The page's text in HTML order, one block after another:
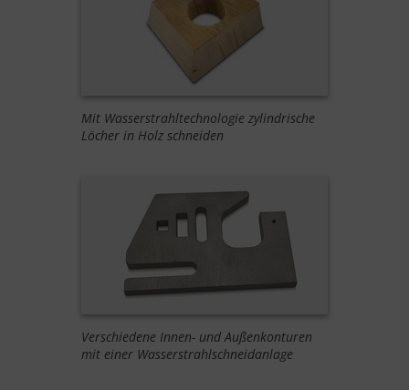
Mit Wasserstrahltechnologie zylindrische
Löcher in Holz schneiden
Verschiedene Innen- und Außenkonturen
mit einer Wasserstrahlschneidanlage